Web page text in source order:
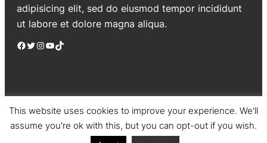
adipisicing elit, sed do eiusmod tempor incididunt
ut labore et dolore magna aliqua.
Facebook Twitter Instagram YouTube TikTok
Jadro |Powered by WordPress
This website uses cookies to improve your experience. We'll
assume you're ok with this, but you can opt-out if you wish.